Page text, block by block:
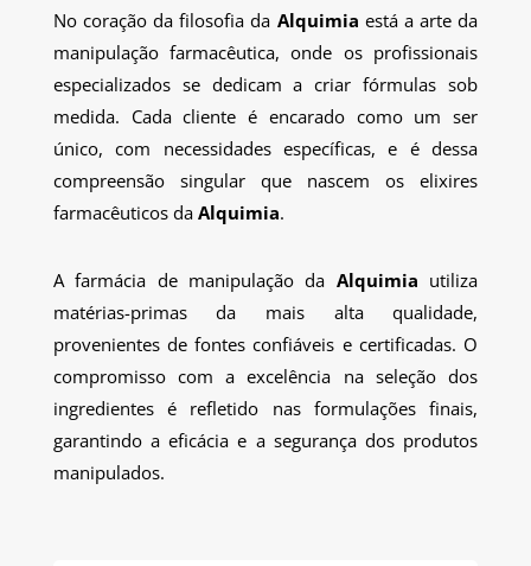
No coração da filosofia da Alquimia está a arte da
manipulação farmacêutica, onde os profissionais
especializados se dedicam a criar fórmulas sob
medida. Cada cliente é encarado como um ser
único, com necessidades específicas, e é dessa
compreensão singular que nascem os elixires
farmacêuticos da Alquimia.
A farmácia de manipulação da Alquimia utiliza
matérias-primas da mais alta qualidade,
provenientes de fontes confiáveis e certificadas. O
compromisso com a excelência na seleção dos
ingredientes é refletido nas formulações finais,
garantindo a eficácia e a segurança dos produtos
manipulados.